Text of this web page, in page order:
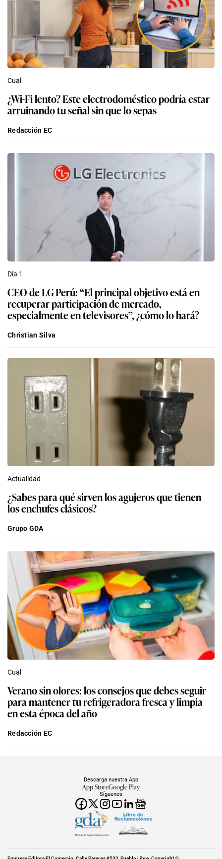
Cual
¿Wi-Fi lento? Este electrodoméstico podría estar
arruinando tu señal sin que lo sepas
Redacción EC
Día 1
CEO de LG Perú: “El principal objetivo está en
recuperar participación de mercado,
especialmente en televisores”, ¿cómo lo hará?
Christian Silva
Actualidad
¿Sabes para qué sirven los agujeros que tienen
los enchufes clásicos?
Grupo GDA
Cual
Verano sin olores: los consejos que debes seguir
para mantener tu refrigeradora fresca y limpia
en esta época del año
Redacción EC
Síguenos
Descarga nuestra App
App StoreGoogle Play
Miembro del Grupo de Diarios América